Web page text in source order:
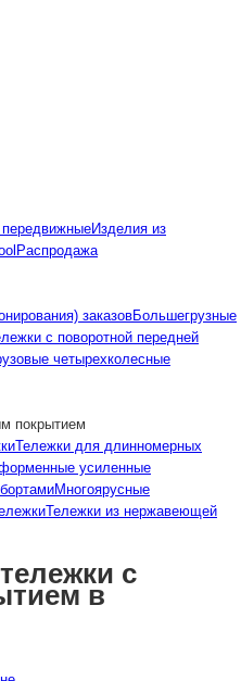
Изделия из
Распродажа
заказовБольшегрузные
с поворотной передней
четырехколесные
покрытием
Тележки для длинномерных
усиленные
Многоярусные
Тележки из нержавеющей
с
в